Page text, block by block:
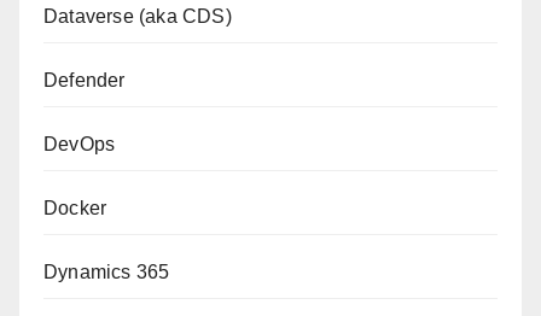
Dataverse (aka CDS)
Defender
DevOps
Docker
Dynamics 365